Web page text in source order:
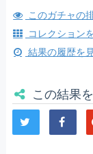
このガチャの
コレクション
結果の履歴を
この結果